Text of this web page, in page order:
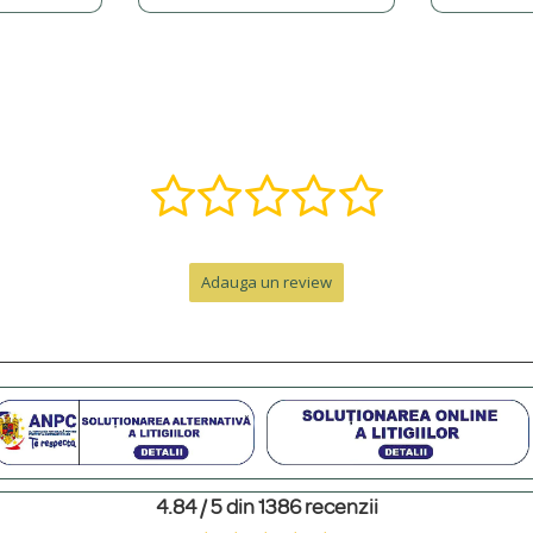
la care se adaugă timpul de livrare.
Pentru un cadou memorabil, poți adăuga o cutie premium cu
Adauga un review
4.84 / 5 din 1386 recenzii